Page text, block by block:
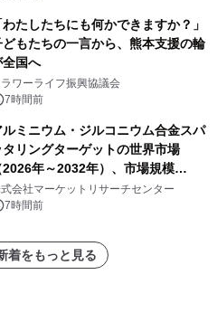
わたしたちにも何かできますか？」
どもたちの一言から、熊本支援の輪
全国へ
ワーライフ振興協議会
7時間前
ルミニウム・ジルコニウム合金スパ
タリングターゲットの世界市場
2026年～2032年）、市場規模
0.995、0.999、その他）・分析レポ
を発表
会社マーケットリサーチセンター
7時間前
着をもっと見る